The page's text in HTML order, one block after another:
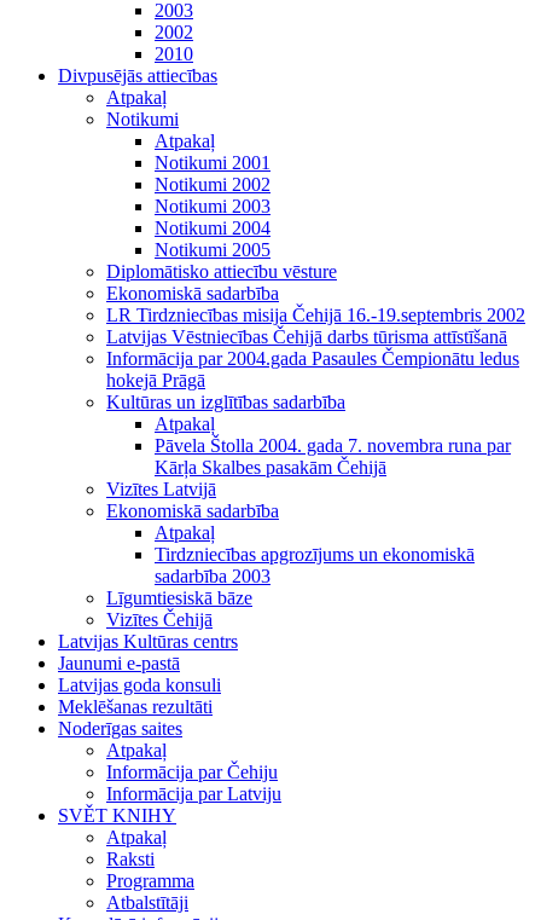
2003
2002
2010
Divpusējās attiecības
Atpakaļ
Notikumi
Atpakaļ
Notikumi 2001
Notikumi 2002
Notikumi 2003
Notikumi 2004
Notikumi 2005
Diplomātisko attiecību vēsture
Ekonomiskā sadarbība
LR Tirdzniecības misija Čehijā 16.-19.septembris 2002
Latvijas Vēstniecības Čehijā darbs tūrisma attīstīšanā
Informācija par 2004.gada Pasaules Čempionātu ledus
hokejā Prāgā
Kultūras un izglītības sadarbība
Atpakaļ
Pāvela Štolla 2004. gada 7. novembra runa par
Kārļa Skalbes pasakām Čehijā
Vizītes Latvijā
Ekonomiskā sadarbība
Atpakaļ
Tirdzniecības apgrozījums un ekonomiskā
sadarbība 2003
Līgumtiesiskā bāze
Vizītes Čehijā
Latvijas Kultūras centrs
Jaunumi e-pastā
Latvijas goda konsuli
Meklēšanas rezultāti
Noderīgas saites
Atpakaļ
Informācija par Čehiju
Informācija par Latviju
SVĚT KNIHY
Atpakaļ
Raksti
Programma
Atbalstītāji